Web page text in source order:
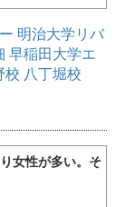
明治大学リバ
早稲田大学エ
校 八丁堀校
女性が多い。そ